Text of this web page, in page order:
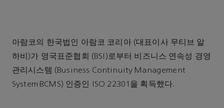
아람코의 한국법인 아람코 코리아 (대표이사 무티브 알
하비)가 영국표준협회 (BSI)로부터 비즈니스 연속성 경영
관리시스템 (Business Continuity Management
System·BCMS) 인증인 ISO 22301을 획득했다.